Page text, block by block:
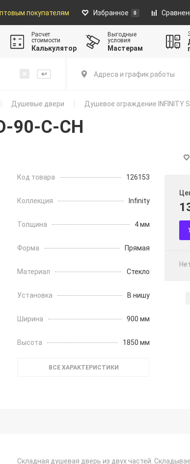
покупателям Избранное 0
Расчет
стоимости
Калькулятор
Выгодные
условия
Мастерам
Адреса и график работы
Душевые двери Душевое ограждение INFINITY
90-C-CH
Код товара 126153
Коллекция Infinity
Толщина 4 мм
Форма Прямая
Материал Стекло
Установка В нишу
Ширина 900 мм
Высота 1850 мм
ВСЕ ХАРАКТЕРИСТИКИ
Складная душевая дверь из двух частей.